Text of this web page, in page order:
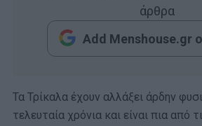
άρθρα
Add Menshouse.gr
Τα Τρίκαλα έχουν αλλάξει άρδην
τελευταία χρόνια και είναι πια από